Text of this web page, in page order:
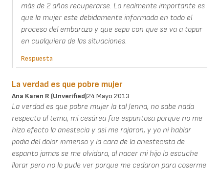
más de 2 años recuperarse. Lo realmente importante es
que la mujer este debidamente informada en todo el
proceso del embarazo y que sepa con que se va a topar
en cualquiera de las situaciones.
Respuesta
La verdad es que pobre mujer
Ana Karen R (unverified)24 Mayo 2013
La verdad es que pobre mujer la tal Jenna, no sabe nada
respecto al tema, mi cesárea fue espantosa porque no me
hizo efecto la anestecia y asi me rajaron, y yo ni hablar
podia del dolor inmenso y la cara de la anestecista de
espanto jamas se me olvidara, al nacer mi hijo lo escuche
llorar pero no lo pude ver porque me cedaron para coserme